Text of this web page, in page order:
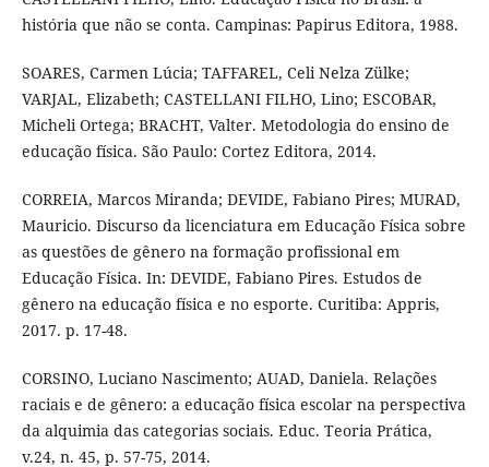
história que não se conta. Campinas: Papirus Editora, 1988.
SOARES, Carmen Lúcia; TAFFAREL, Celi Nelza Zülke;
VARJAL, Elizabeth; CASTELLANI FILHO, Lino; ESCOBAR,
Micheli Ortega; BRACHT, Valter. Metodologia do ensino de
educação física. São Paulo: Cortez Editora, 2014.
CORREIA, Marcos Miranda; DEVIDE, Fabiano Pires; MURAD,
Mauricio. Discurso da licenciatura em Educação Física sobre
as questões de gênero na formação profissional em
Educação Física. In: DEVIDE, Fabiano Pires. Estudos de
gênero na educação física e no esporte. Curitiba: Appris,
2017. p. 17-48.
CORSINO, Luciano Nascimento; AUAD, Daniela. Relações
raciais e de gênero: a educação física escolar na perspectiva
da alquimia das categorias sociais. Educ. Teoria Prática,
v.24, n. 45, p. 57-75, 2014.